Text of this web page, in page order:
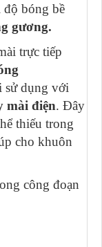
bóng bề
gương.
trực tiếp
sử dụng với
mài điện. Đây
thiếu trong
cho khuôn